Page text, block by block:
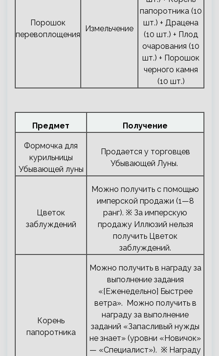
Порошок
перевоплощения
Измельчение
папоротника (10
шт.) + Драцена
(10 шт.) + Плод
очарования (10
шт.) + Порошок
черного камня
(10 шт.)
Предмет Получение
Формочка для
курильницы
Убывающей луны
Продается у торговцев
Убывающей Луны.
Цветок
заблуждений
Можно получить с помощью
имперской продажи (1—8
ранг). ※ За имперскую
продажу Иллюзий нельзя
получить Цветок
заблуждений.
Корень
папоротника
Можно получить в награду за
выполнение задания
«[Еженедельно] Быстрее
ветра». Можно получить в
награду за выполнение
заданий «Запасливый нужды
не знает» (уровни «Новичок»
— «Специалист»). ※ Награду